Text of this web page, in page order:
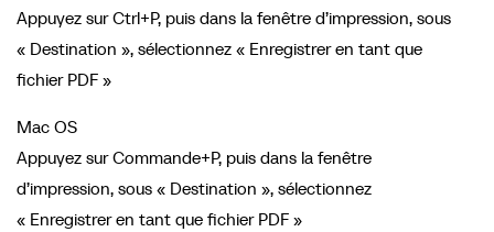
Appuyez sur Ctrl+P, puis dans la fenêtre d’impression, sous
« Destination », sélectionnez « Enregistrer en tant que
fichier PDF »
Mac OS
Appuyez sur Commande+P, puis dans la fenêtre
d’impression, sous « Destination », sélectionnez
« Enregistrer en tant que fichier PDF »